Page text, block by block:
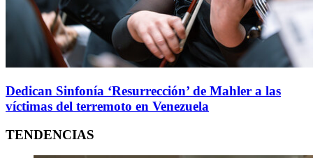
Dedican Sinfonía ‘Resurrección’ de Mahler a las
víctimas del terremoto en Venezuela
TENDENCIAS